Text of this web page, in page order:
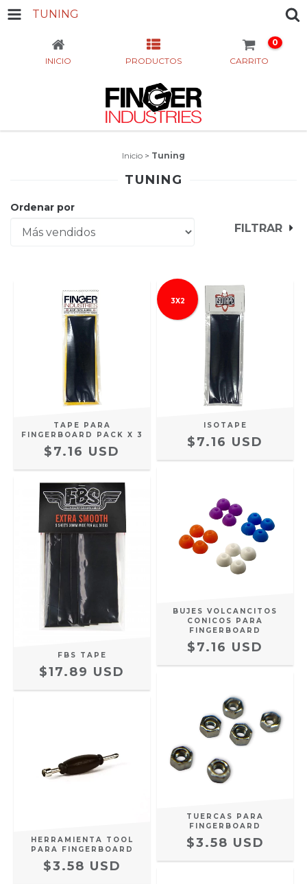
TUNING
INICIO PRODUCTOS CARRITO
0
Inicio > Tuning
TUNING
Ordenar por
FILTRAR
TAPE PARA
FINGERBOARD PACK X 3
$7.16 USD
3X2
ISOTAPE
$7.16 USD
FBS TAPE
$17.89 USD
BUJES VOLCANCITOS
CONICOS PARA
FINGERBOARD
$7.16 USD
HERRAMIENTA TOOL
PARA FINGERBOARD
$3.58 USD
TUERCAS PARA
FINGERBOARD
$3.58 USD